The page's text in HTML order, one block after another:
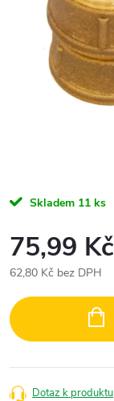
Skladem 11 ks
75,99 Kč
62,80 Kč bez DPH
cena:
Dotaz k produktu